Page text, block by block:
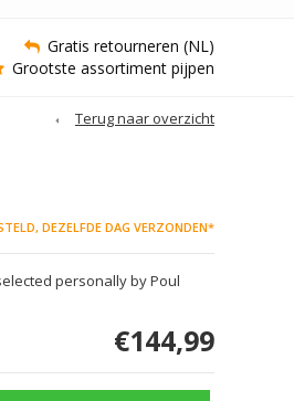
Gratis retourneren (NL)
Grootste assortiment pijpen
Terug naar overzicht
DEZELFDE DAG VERZONDEN*
personally by Poul
€144,99